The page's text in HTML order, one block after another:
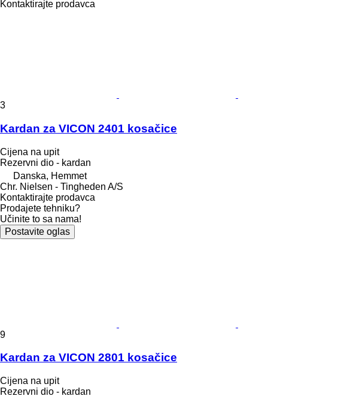
Kontaktirajte prodavca
3
Kardan za VICON 2401 kosačice
Cijena na upit
Rezervni dio - kardan
Danska, Hemmet
Chr. Nielsen - Tingheden A/S
Kontaktirajte prodavca
Prodajete tehniku?
Učinite to sa nama!
Postavite oglas
9
Kardan za VICON 2801 kosačice
Cijena na upit
Rezervni dio - kardan